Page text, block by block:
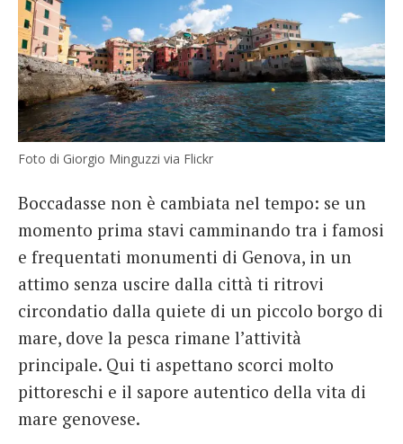
Foto di Giorgio Minguzzi via Flickr
Boccadasse non è cambiata nel tempo: se un
momento prima stavi camminando tra i famosi
e frequentati monumenti di Genova, in un
attimo senza uscire dalla città ti ritrovi
circondatio dalla quiete di un piccolo borgo di
mare, dove la pesca rimane l’attività
principale. Qui ti aspettano scorci molto
pittoreschi e il sapore autentico della vita di
mare genovese.